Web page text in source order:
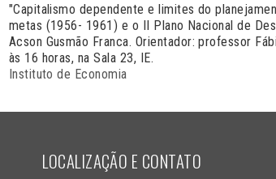
"Capitalismo dependente e limites do
metas (1956- 1961) e o II Plano Nacional de
Acson Gusmão Franca. Orientador: professor
às 16 horas, na Sala 23, IE.
Instituto de Economia
LOCALIZAÇÃO E CONTATO